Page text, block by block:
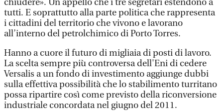
chiudere». Un appello che i tre segretari estendono a
tutti. E soprattutto alla parte politica che rappresenta
i cittadini del territorio che vivono e lavorano
all’interno del petrolchimico di Porto Torres.
Hanno a cuore il futuro di migliaia di posti di lavoro.
La scelta sempre più controversa dell'Eni di cedere
Versalis a un fondo di investimento aggiunge dubbi
sulla effettiva possibilità che lo stabilimento turritano
possa ripartire così come previsto della riconversione
industriale concordata nel giugno del 2011.